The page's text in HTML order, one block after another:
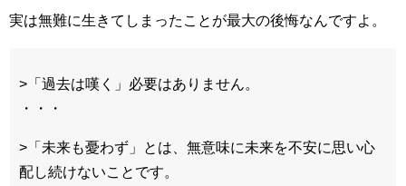
実は無難に生きてしまったことが最大の後悔なんですよ。
>「過去は嘆く」必要はありません。
・・・
>「未来も憂わず」とは、無意味に未来を不安に思い心
配し続けないことです。